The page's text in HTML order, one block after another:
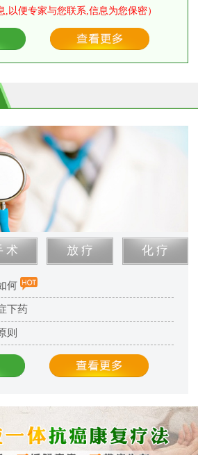
,以便专家与您联系,信息为您保密）
术 放 疗 化 疗
何
下药
则